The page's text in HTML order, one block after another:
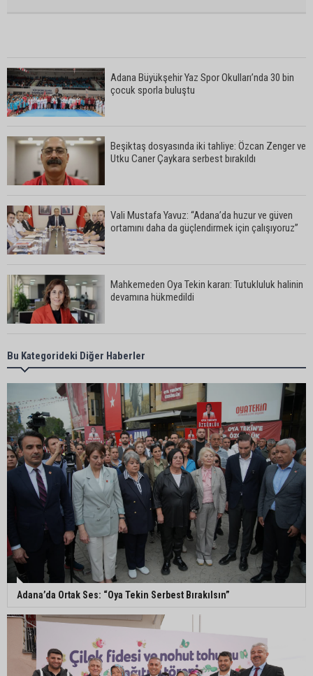
Adana Büyükşehir Yaz Spor Okulları’nda 30 bin
çocuk sporla buluştu
Beşiktaş dosyasında iki tahliye: Özcan Zenger ve
Utku Caner Çaykara serbest bırakıldı
Vali Mustafa Yavuz: “Adana’da huzur ve güven
ortamını daha da güçlendirmek için çalışıyoruz”
Mahkemeden Oya Tekin kararı: Tutukluluk halinin
devamına hükmedildi
Adana’da taziye evinde silahlı kavga kamerada:
Çok sayıda polis ekibi olay yerine sevk edildi
Adana’da parktaki OED cihazını çalan şüpheli
tutuklandı
Seyhan’da fırın ve pastanelere hijyen denetimi
gerçekleştirildi
Eski polis memuru Ergün Karakaya’nın
öldürüldüğü silahlı kavganın görüntüleri ortaya
çıktı
İmamoğlu’nda hijyen ve etiket kontrolü
Bu Kategorideki Diğer Haberler
Adana’da Ortak Ses: “Oya Tekin Serbest Bırakılsın”